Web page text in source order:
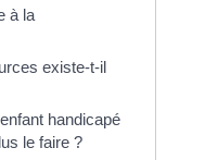
à la
existe-t-il
handicapé
le faire ?